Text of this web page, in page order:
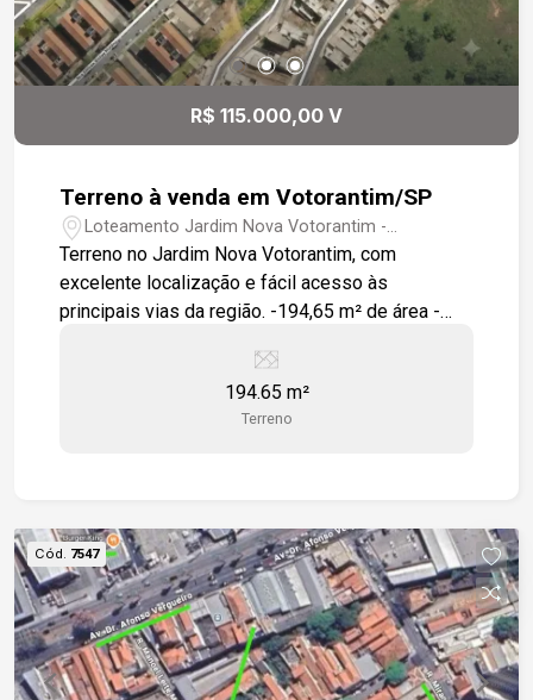
escolas, supermercados, hospitais, restaurantes,
comércio, serviços e às principais vias da cidade.
Ideal para: Construção de residência, comércio e
clinicas. Investimento com excelente potencial
de valorização patrimonial. Quem busca
de vida.
R$ 115.000,00 V
Terreno à venda em Votorantim/SP
Loteamento Jardim Nova Votorantim -
Votorantim/SP
Terreno no Jardim Nova Votorantim, com
excelente localização e fácil acesso às
principais vias da região. -194,65 m² de área -
Avenida Pedro Augusto Rangel -Fácil acesso à
Estrada José Celeste Excelente oportunidade194.65 m²
Terreno
Cód. 7547